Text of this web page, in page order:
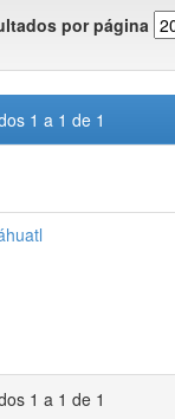
por página
1 a 1 de 1
1 a 1 de 1